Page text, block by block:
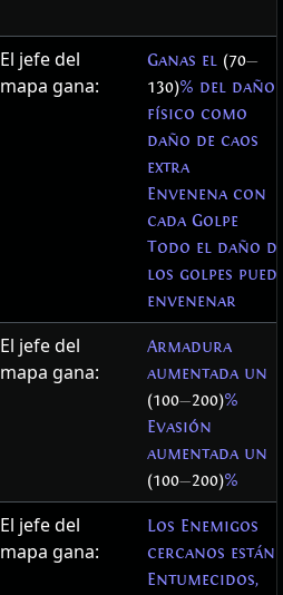
El jefe del
mapa gana:
Ganas el (70—
130)% del daño
físico como
daño de caos
extra
Envenena con
cada Golpe
Todo el daño
los golpes
envenenar
El jefe del
mapa gana:
Armadura
aumentada un
(100—200)%
Evasión
aumentada un
(100—200)%
El jefe del
mapa gana:
Los Enemigos
cercanos están
Entumecidos,